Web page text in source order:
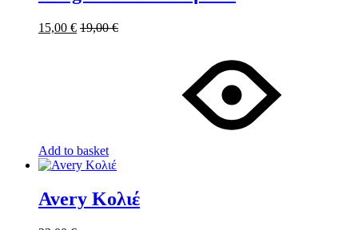
15,00 € 19,00€
Add to basket
Avery Κολιέ